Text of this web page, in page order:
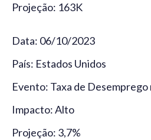
Projeção: 163K
Data: 06/10/2023
País: Estados Unidos
Evento: Taxa de Desemprego
Impacto: Alto
Projeção: 3,7%